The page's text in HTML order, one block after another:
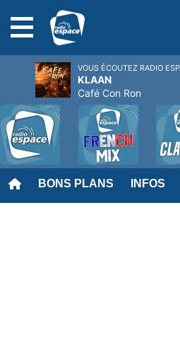
BONS PLANS INFOS
VOUS ÉCOUTEZ RADIO
KLAAN
Café Con Ron